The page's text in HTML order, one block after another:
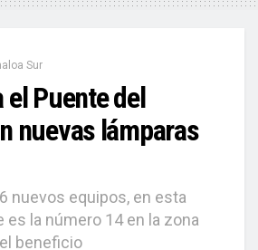
Sur
el Puente del
nuevas lámparas
nuevos equipos, en esta
es la número 14 en la zona
beneficio